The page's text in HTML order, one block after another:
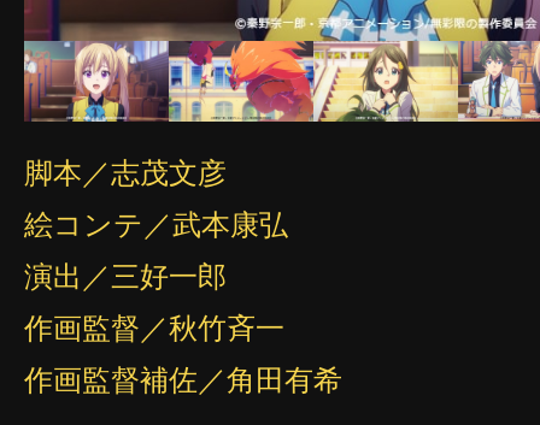
脚本／志茂文彦
絵コンテ／武本康弘
演出／三好一郎
作画監督／秋竹斉一
作画監督補佐／角田有希